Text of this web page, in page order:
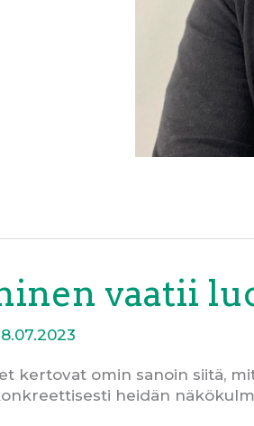
vaatii
kertovat omin sanoin siitä,
heidän